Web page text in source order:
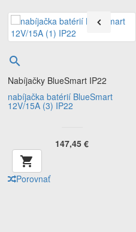

Nabíjačky BlueSmart IP22
nabíjačka batérií BlueSmart
12V/15A (3) IP22
147,45 €

Porovnať